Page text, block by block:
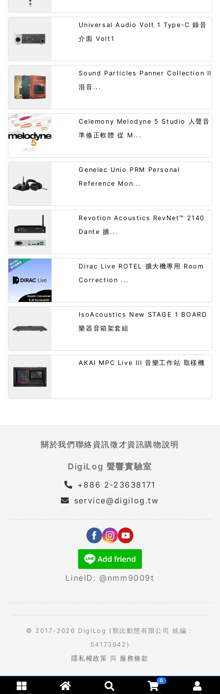
Universal Audio Volt 1 Type-C 錄音
介面 Volt1
Sound Particles Panner Collection II
混音...
Celemony Melodyne 5 Studio 人聲音
準修正軟體 從 M...
Genelec Unio PRM Personal
Reference Mon...
Revotion Acoustics RevNet™ 2140
Dante 擴...
Dirac Live ROTEL 擴大機專用 Room
Correction ...
IsoAcoustics New STAGE 1 BOARD
樂器音箱架套組
AKAI MPC Live III 音樂工作站 取樣機
關於我們聯絡資訊徵才資訊購物說明
DigiLog 聲響實驗室
+886 2-23638171
service@digilog.tw
LineID: @nmm9009t
© 2017-2026 DigiLog (類比動態有限公司 統編：
54173942)
隱私權政策 與 服務條款
0